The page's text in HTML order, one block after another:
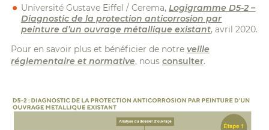
Université Gustave Eiffel / Cerema,Logigramme D5-2 –
Diagnostic de la protection anticorrosion par
peinture d’un ouvrage métallique existant, avril 2020.
Pour en savoir plus et bénéficier de notre veille
réglementaire et normative, nous consulter.